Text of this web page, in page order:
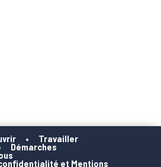
Travailler
Démarches
et Mentions